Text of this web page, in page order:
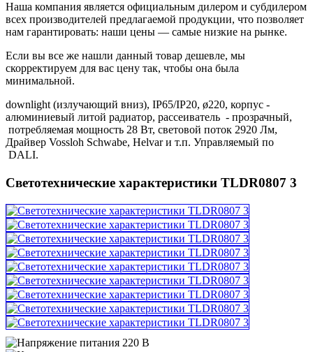
Наша компания является официальным дилером и субдилером
всех производителей предлагаемой продукции, что позволяет
нам гарантировать: наши цены — самые низкие на рынке.
Если вы все же нашли данный товар дешевле, мы
скорректируем для вас цену так, чтобы она была
минимальной.
downlight (излучающий вниз), IP65/IP20, ø220, корпус -
алюминиевый литой радиатор, рассеиватель - прозрачный,
потребляемая мощность 28 Вт, световой поток 2920 Лм,
Драйвер Vossloh Schwabe, Helvar и т.п. Управляемый по
DALI.
Светотехнические характеристики TLDR0807 3